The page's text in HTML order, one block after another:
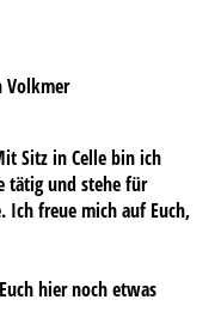
Sitz in Celle bin ich
tätig und stehe für
freue mich auf Euch,
hier noch etwas